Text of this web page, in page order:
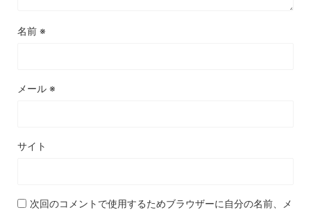
名前 ※
メール ※
サイト
次回のコメントで使用するためブラウザーに自分の名前、メ